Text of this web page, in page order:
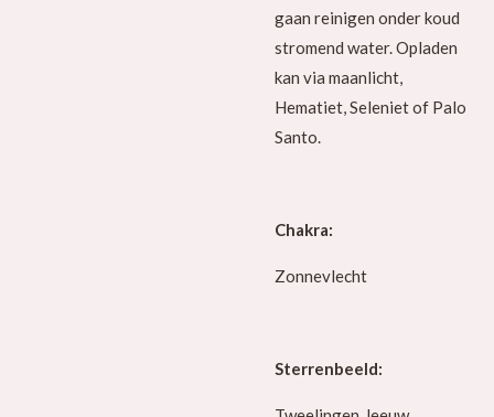
gaan reinigen onder koud
stromend water. Opladen
kan via maanlicht,
Hematiet, Seleniet of Palo
Santo.
Chakra:
Zonnevlecht
Sterrenbeeld: